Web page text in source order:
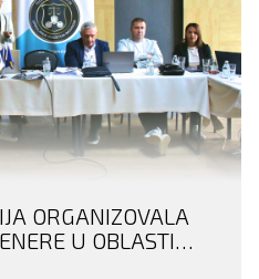
ORGANIZOVALA
U OBLASTI
I ODUZIMANJA